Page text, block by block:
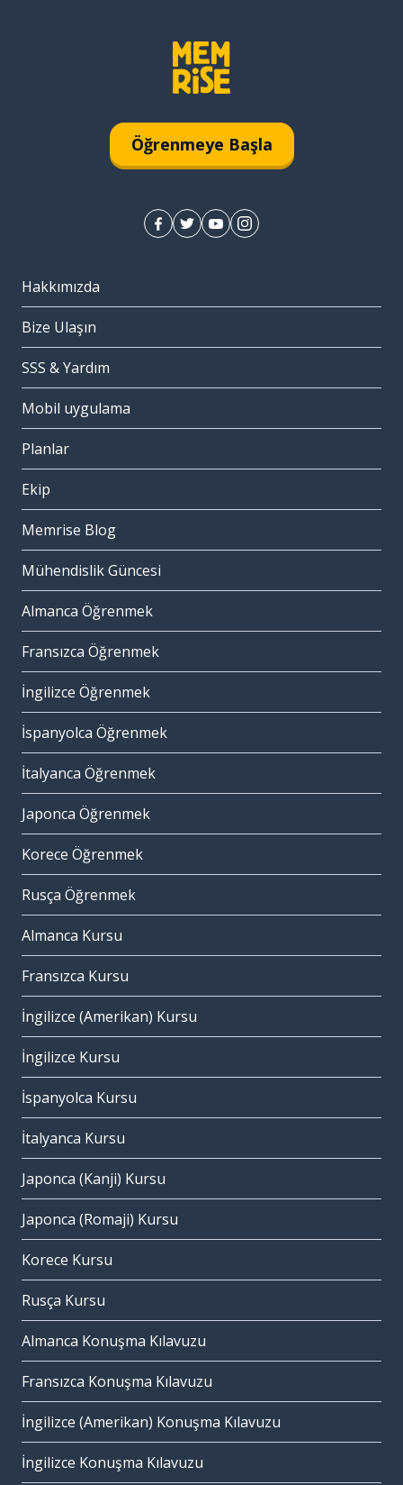
Öğrenmeye Başla
Hakkımızda
Bize Ulaşın
SSS & Yardım
Mobil uygulama
Planlar
Ekip
Memrise Blog
Mühendislik Güncesi
Almanca Öğrenmek
Fransızca Öğrenmek
İngilizce Öğrenmek
İspanyolca Öğrenmek
İtalyanca Öğrenmek
Japonca Öğrenmek
Korece Öğrenmek
Rusça Öğrenmek
Almanca Kursu
Fransızca Kursu
İngilizce (Amerikan) Kursu
İngilizce Kursu
İspanyolca Kursu
İtalyanca Kursu
Japonca (Kanji) Kursu
Japonca (Romaji) Kursu
Korece Kursu
Rusça Kursu
Almanca Konuşma Kılavuzu
Fransızca Konuşma Kılavuzu
İngilizce (Amerikan) Konuşma Kılavuzu
İngilizce Konuşma Kılavuzu